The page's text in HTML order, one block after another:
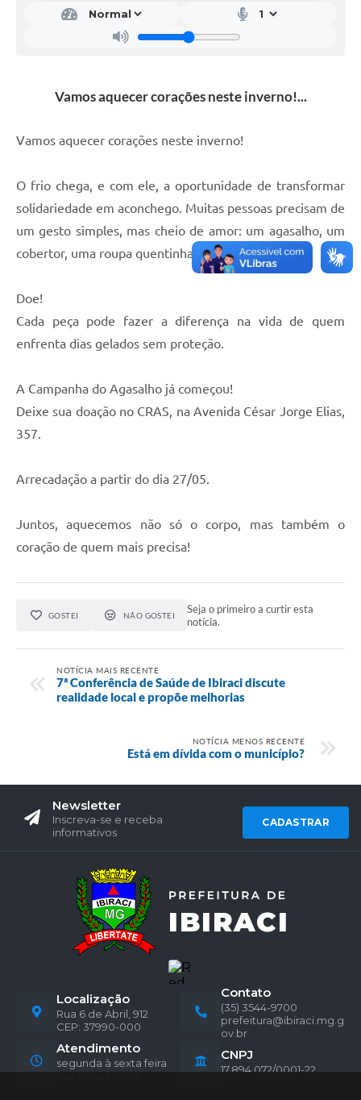
Vamos aquecer corações neste inverno!...
Vamos aquecer corações neste inverno!
O frio chega, e com ele, a oportunidade de transformar
solidariedade em aconchego. Muitas pessoas precisam de
um gesto simples, mas cheio de amor: um agasalho, um
cobertor, uma roupa quentinha.
Doe!
Cada peça pode fazer a diferença na vida de quem
enfrenta dias gelados sem proteção.
A Campanha do Agasalho já começou!
Deixe sua doação no CRAS, na Avenida César Jorge Elias,
357.
Arrecadação a partir do dia 27/05.
Juntos, aquecemos não só o corpo, mas também o
coração de quem mais precisa!
GOSTEI NÃO GOSTEI
Seja o primeiro a curtir esta
notícia.
NOTÍCIA MAIS RECENTE
7ª Conferência de Saúde de Ibiraci discute
realidade local e propõe melhorias
NOTÍCIA MENOS RECENTE
Está em dívida com o município?
Newsletter
Inscreva-se e receba
informativos
CADASTRAR
Localização
Rua 6 de Abril, 912
CEP: 37990-000
Contato
(35) 3544-9700
prefeitura@ibiraci.mg.g
ov.br
Atendimento
segunda à sexta feira
das 08hs às 16hs.
CNPJ
17.894.072/0001-22